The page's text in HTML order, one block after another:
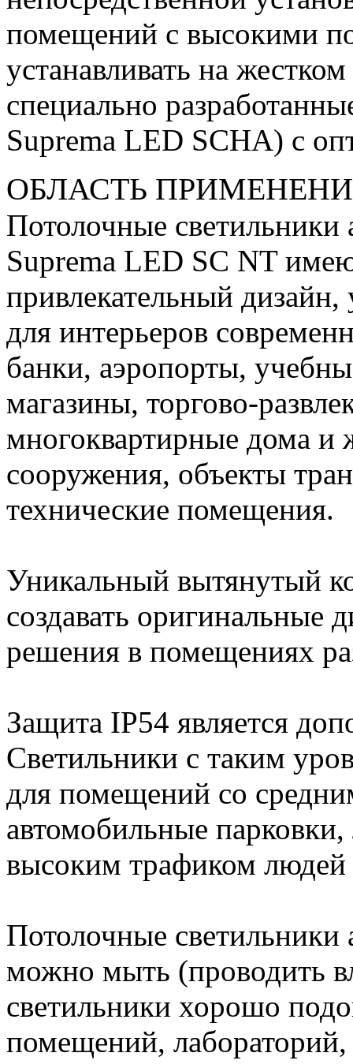
помещений с высокими
устанавливать на
специально
Suprema LED SCHA) с
ОБЛАСТЬ
Потолочные светильники
Suprema LED SC NT
привлекательный
для интерьеров
банки, аэропорты,
магазины, торгово-
многоквартирные дома и
сооружения, объекты
технические помещения.
Уникальный вытянутый
создавать оригинальные
решения в помещениях
Защита IP54 является
Светильники с таким
для помещений со
автомобильные
высоким трафиком людей
Потолочные
можно мыть (проводить
светильники хорошо
помещений, лабораторий,